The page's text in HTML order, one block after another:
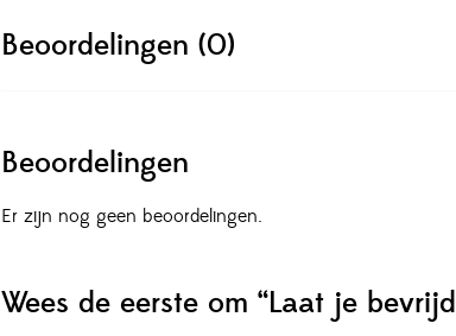
Beoordelingen (0)
Beoordelingen
Er zijn nog geen beoordelingen.
Wees de eerste om “Laat je